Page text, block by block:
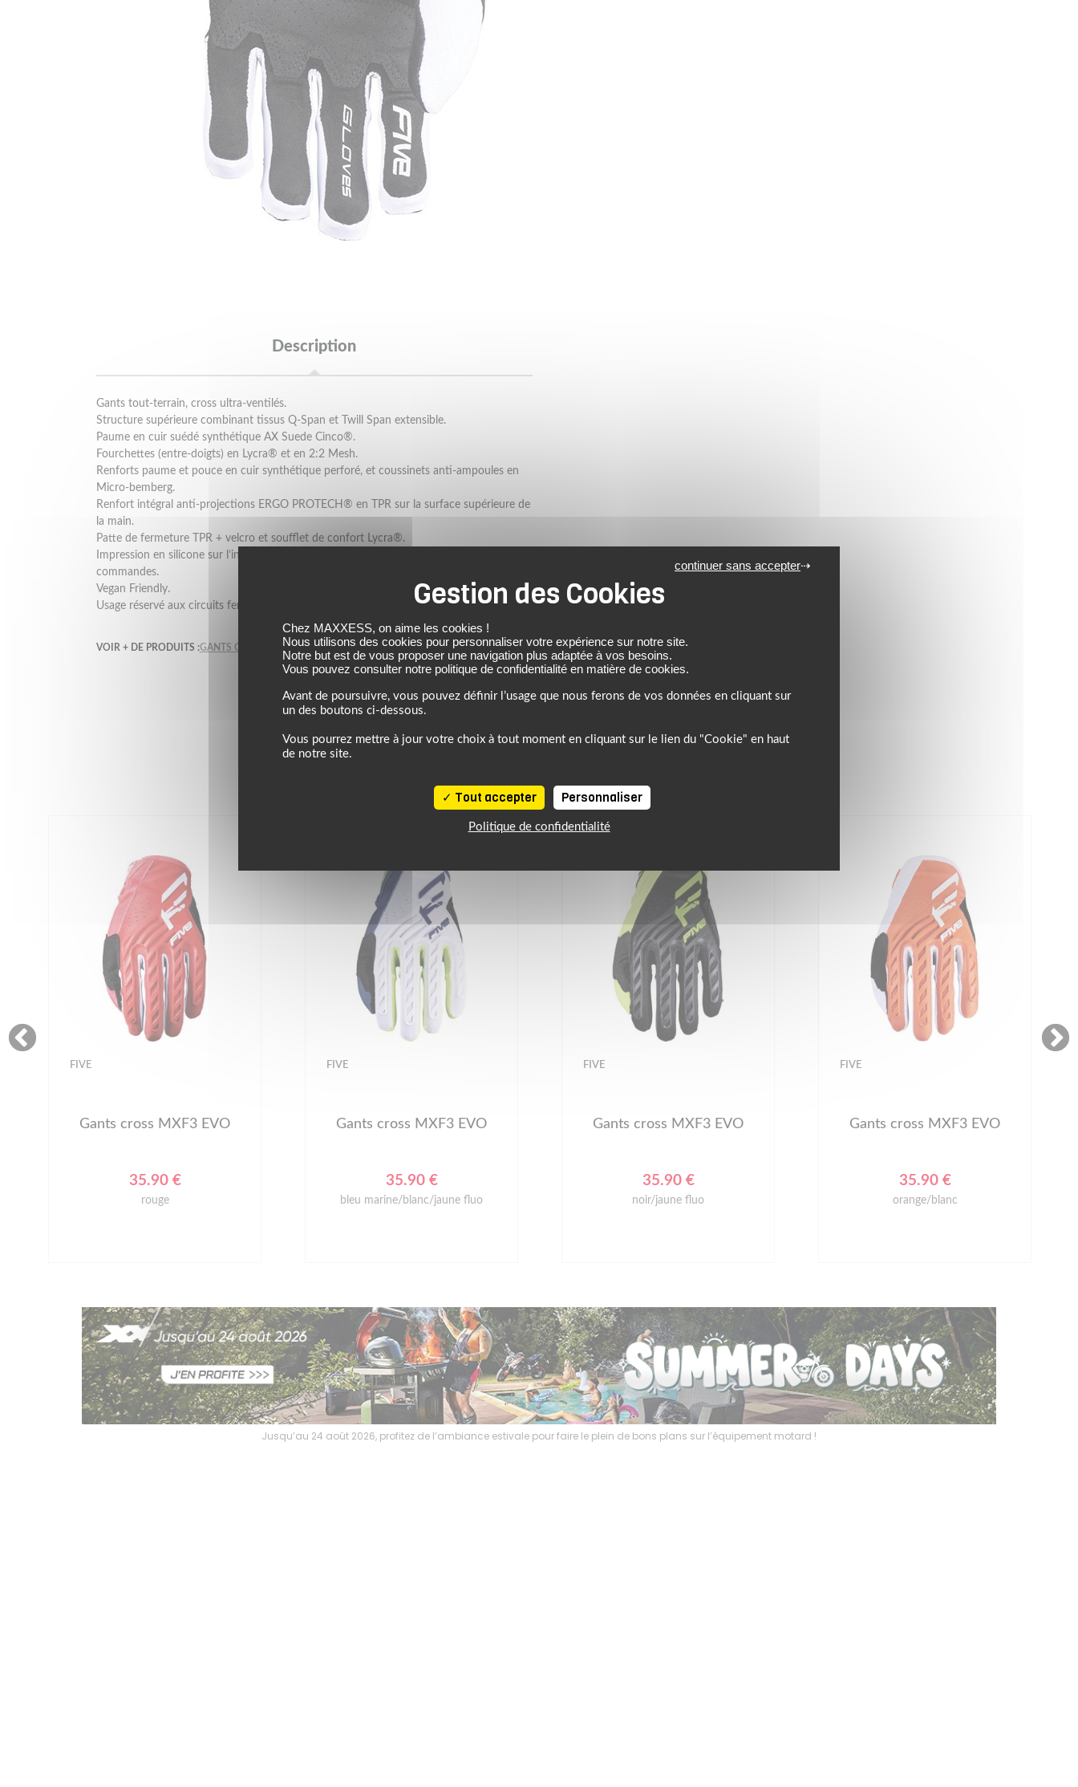
Description
Gants tout-terrain, cross ultra-ventilés.
Structure supérieure combinant tissus Q-Span et Twill Span extensible.
Paume en cuir suédé synthétique AX Suede Cinco®.
Fourchettes (entre-doigts) en Lycra® et en 2:2 Mesh.
Renforts paume et pouce en cuir synthétique perforé, et coussinets anti-ampoules en
Micro-bemberg.
Renfort intégral anti-projections ERGO PROTECH® en TPR sur la surface supérieure de
la main.
Patte de fermeture TPR + velcro et soufflet de confort Lycra®.
Impression en silicone sur l’index et le majeur pour une meilleure adhérence aux
commandes.
Vegan Friendly.
Usage réservé aux circuits fermés.
VOIR + DE PRODUITS :GANTS CROSS FIVE GANTS CROSS HOMME FIVE
NOTRE SÉLECTION DE PRODUITS SIMILAIRES
FIVE
Gants cross MXF3 EVO
35.90 €
rouge
FIVE
Gants cross MXF3 EVO
35.90 €
bleu marine/blanc/jaune fluo
FIVE
Gants cross MXF3 EVO
35.90 €
noir/jaune fluo
FIVE
Gants cross MXF3 EVO
35.90 €
orange/blanc
Jusqu’au 24 août 2026, profitez de l’ambiance estivale pour faire le plein de bons plans sur l’équipement motard !
Chez MAXXESS, on aime les cookies !
Nous utilisons des cookies pour personnaliser votre expérience sur notre site.
Notre but est de vous proposer une navigation plus adaptée à vos besoins.
Vous pouvez consulter notre politique de confidentialité en matière de cookies.
Avant de poursuivre, vous pouvez définir l’usage que nous ferons de vos données en cliquant sur
un des boutons ci-dessous.
Vous pourrez mettre à jour votre choix à tout moment en cliquant sur le lien du "Cookie" en haut
de notre site.
Tout accepter
continuer sans accepter
Personnaliser
Politique de confidentialité